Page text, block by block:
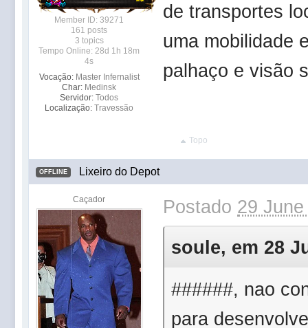
Member ID: 39271
161 posts
3 topics
Tempo Online: 28d 1h 18m
4s
Vocação: Master Infernalist
Char: Medinsk
Servidor: Todos
Localização: Travessão
de transportes
uma mobilidade
palhaço e visão
Topo
OFFLINE Lixeiro do Depot
Caçador Postado 29
soule, em 28
######, nao
para